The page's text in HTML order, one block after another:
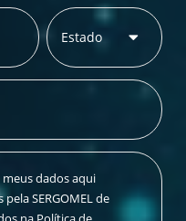
Estado
dados aqui
SERGOMEL de